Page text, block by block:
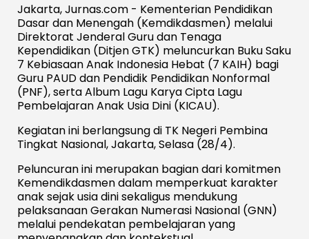
Jakarta, Jurnas.com - Kementerian Pendidikan
Dasar dan Menengah (Kemdikdasmen) melalui
Direktorat Jenderal Guru dan Tenaga
Kependidikan (Ditjen GTK) meluncurkan Buku Saku
7 Kebiasaan Anak Indonesia Hebat (7 KAIH) bagi
Guru PAUD dan Pendidik Pendidikan Nonformal
(PNF), serta Album Lagu Karya Cipta Lagu
Pembelajaran Anak Usia Dini (KICAU).
Kegiatan ini berlangsung di TK Negeri Pembina
Tingkat Nasional, Jakarta, Selasa (28/4).
Peluncuran ini merupakan bagian dari komitmen
Kemendikdasmen dalam memperkuat karakter
anak sejak usia dini sekaligus mendukung
pelaksanaan Gerakan Numerasi Nasional (GNN)
melalui pendekatan pembelajaran yang